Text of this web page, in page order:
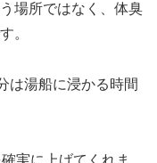
場所ではなく、体臭
。
は湯船に浸かる時間
実に上げてくれま